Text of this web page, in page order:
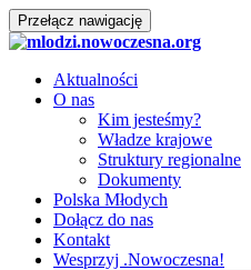
Przełącz nawigację
Aktualności
O nas
Kim jesteśmy?
Władze krajowe
Struktury regionalne
Dokumenty
Polska Młodych
Dołącz do nas
Kontakt
Wesprzyj .Nowoczesna!